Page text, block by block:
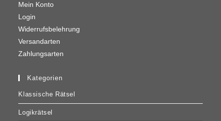
Mein Konto
Login
Widerrufsbelehrung
Versandarten
Zahlungsarten
Kategorien
Klassische Rätsel
Logikrätsel